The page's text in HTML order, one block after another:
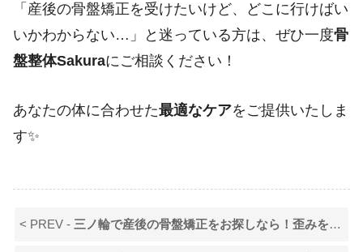
「産後の骨盤矯正を受けたいけど、どこに行けばい
いかわからない…」と迷っている方は、ぜひ一度骨
盤整体Sakuraにご相談ください！
あなたの体に合わせた最適なケアをご提供いたしま
す✨
< PREV - 三ノ輪で産後の骨盤矯正をお探しなら！歪みを整えて健康的な体へ